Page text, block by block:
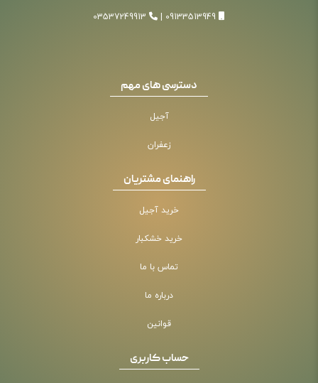
09133513949
03537249913
دسترسی های مهم
آجیل
زعفران
راهنمای مشتریان
خرید آجیل
خرید خشکبار
تماس با ما
درباره ما
قوانین
حساب کاربری